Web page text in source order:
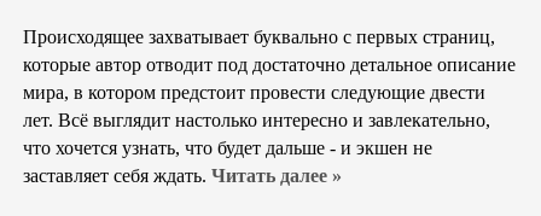
Происходящее захватывает буквально с первых страниц,
которые автор отводит под достаточно детальное описание
мира, в котором предстоит провести следующие двести
лет. Всё выглядит настолько интересно и завлекательно,
что хочется узнать, что будет дальше - и экшен не
заставляет себя ждать. Читать далее »